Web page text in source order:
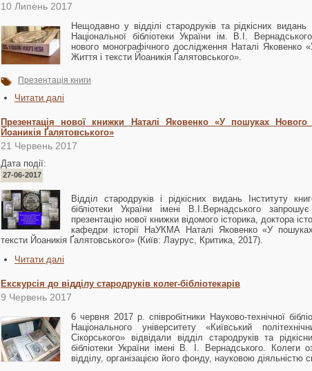
10 Липень 2017
Нещодавно у відділі стародруків та рідкісних видань
Національної бібліотеки України ім. В.І.
нового монографічного дослідження Наталі Яковенко
Життя і тексти Йоаникія Ґалятовського».
Презентація книги
Читати далі
Презентація нової книжки Наталі Яковенко «У пошуках
Йоаникія Ґалятовського»
21 Червень 2017
Дата події:
27-06-2017
Відділ стародруків і рідкісних видань Інституту
бібліотеки України імені В.І.Вернадського
презентацію нової книжки відомого історика, доктора
кафедри історії НаУКМА Наталі Яковенко «У
тексти Йоаникія Ґалятовського» (Київ: Лаурус, Критика, 2017).
Читати далі
Екскурсія до відділу стародруків колег-бібліотекарів
9 Червень 2017
6 червня 2017 р. співробітники Науково-технічної
Національного університету «Київський
Сікорського» відвідали відділ стародруків та
бібліотеки України імені В. І. Вернадського. Колеги
відділу, організацією його фонду, науковою діяльністю